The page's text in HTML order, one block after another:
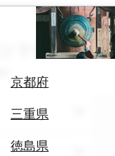
京都府
三重県
徳島県
ト体験 ×